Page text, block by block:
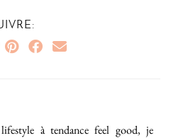
lifestyle à tendance feel good, je